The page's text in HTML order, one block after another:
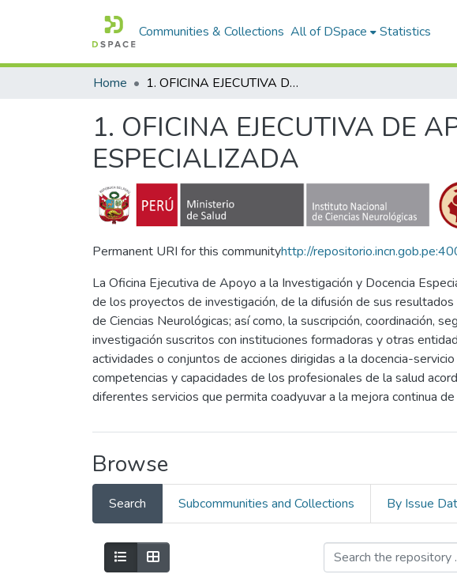
Communities & Collections All of DSpace Statistics
Home 1. OFICINA EJECUTIVA DE APOYO A LA INVESTIGACIÓN Y DOCENCIA ESPECIALIZADA
1. OFICINA EJECUTIVA DE
ESPECIALIZADA
Permanent URI for this communityhttp://
La Oficina Ejecutiva de Apoyo a la Investigación y Docencia
de los proyectos de investigación, de la difusión de sus
de Ciencias Neurológicas; así como, la suscripción, coordinación,
investigación suscritos con instituciones formadoras y otras
actividades o conjuntos de acciones dirigidas a la docencia-
competencias y capacidades de los profesionales de la salud
diferentes servicios que permita coadyuvar a la mejora continua
Browse
Search Subcommunities and Collections By Issue